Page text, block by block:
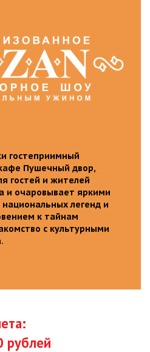
гостеприимный
Пушечный двор,
гостей и жителей
и очаровывает яркими
легенд и
к тайнам
с культурными
рублей